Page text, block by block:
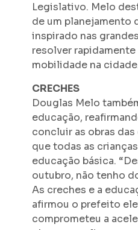
Legislativo. Melo
de um planejamento
inspirado nas
resolver
mobilidade na
CRECHES
Douglas Melo
educação,
concluir as obras
que todas as
educação básica.
outubro, não tenho
As creches e a
afirmou o prefeito
comprometeu a